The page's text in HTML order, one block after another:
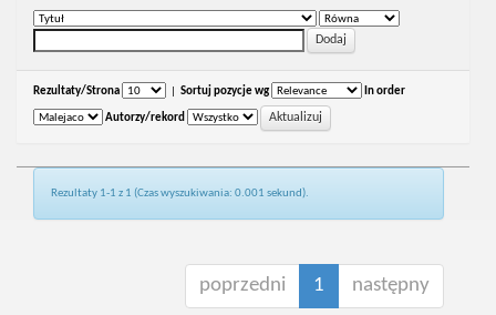
Rezultaty/Strona Sortuj pozycje wg In order
Autorzy/rekord
Rezultaty 1-1 z 1 (Czas wyszukiwania: 0.001 sekund).
poprzedni 1 następny